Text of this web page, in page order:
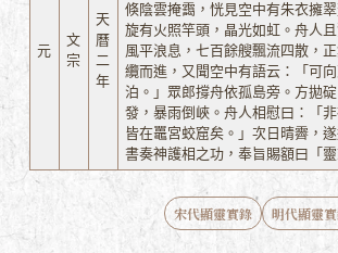
元
文
宗
天
曆
二
年
倏陰雲掩靄，恍見空中有朱衣擁翠
旋有火照竿頭，晶光如虹。舟人且
風平浪息，七百餘艘飄流四散，
纜而進，又聞空中有語云：「可
泊。」眾郎撐舟依孤島旁。方拋
發，暴雨倒峽。舟人相慰曰：「
皆在鼉宮蛟窟矣。」次日晴霽，
書奏神護相之功，奉旨賜額曰「靈
宋代顯靈實錄 明代顯靈